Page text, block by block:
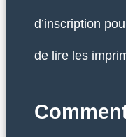
d’inscription
de lire les